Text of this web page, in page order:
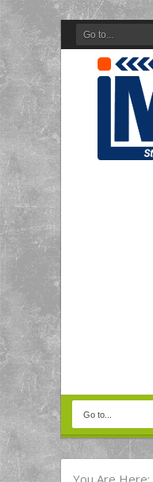
You Are Here: